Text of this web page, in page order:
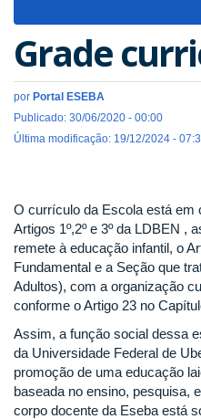
Grade
por Portal ESEBA
Publicado: 30/06/2020 - 00:00
Última modificação: 19/12/2024 -
O currículo da Escola está em
Artigos 1º,2º e 3º da LDBEN ,
remete à educação infantil, o
Fundamental e a Seção que
Adultos), com a organização
conforme o Artigo 23 no
Assim, a função social dessa
da Universidade Federal de
promoção de uma educação
baseada no ensino, pesquisa,
corpo docente da Eseba está